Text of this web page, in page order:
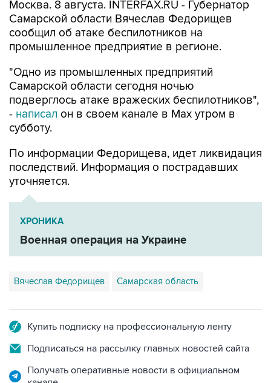
сообщил об атаке беспилотников на
промышленное предприятие в регионе.
"Одно из промышленных предприятий
подверглось атаке вражеских беспилотников",
-написалон в своем канале в Max утром в
субботу.
По информации Федорищева, идет ликвидация
уточняется.
ХРОНИКА
Военная операция на Украине
Вячеслав Федорищев Самарская область
Подписаться на рассылку главных новостей сайта
Получать оперативные новости в официальном